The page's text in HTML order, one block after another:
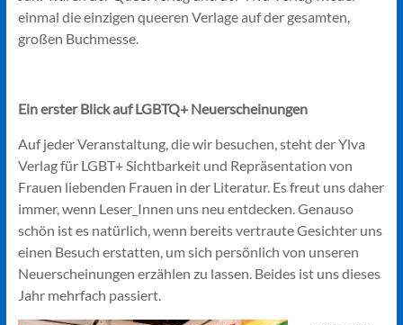
einmal die einzigen queeren Verlage auf der gesamten,
großen Buchmesse.
Ein erster Blick auf LGBTQ+ Neuerscheinungen
Auf jeder Veranstaltung, die wir besuchen, steht der Ylva
Verlag für LGBT+ Sichtbarkeit und Repräsentation von
Frauen liebenden Frauen in der Literatur. Es freut uns daher
immer, wenn Leser_Innen uns neu entdecken. Genauso
schön ist es natürlich, wenn bereits vertraute Gesichter uns
einen Besuch erstatten, um sich persönlich von unseren
Neuerscheinungen erzählen zu lassen. Beides ist uns dieses
Jahr mehrfach passiert.